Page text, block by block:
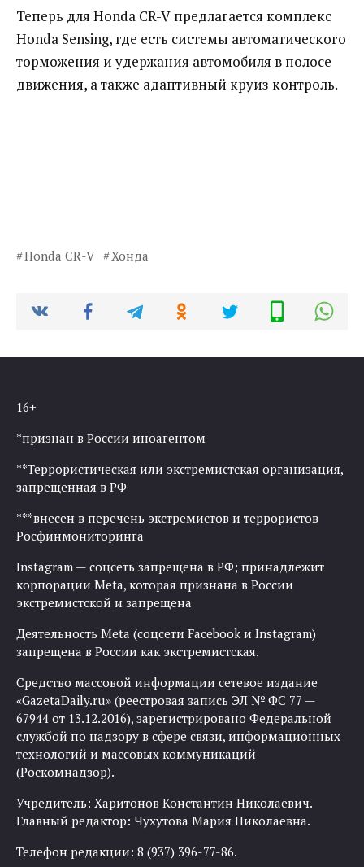
Теперь для Honda CR-V предлагается комплекс
Honda Sensing, где есть системы автоматического
торможения и удержания автомобиля в полосе
движения, а также адаптивный круиз контроль.
Honda CR-V Хонда
16+
*признан в России иноагентом
**Террористическая или экстремистская организация,
запрещенная в РФ
***внесен в перечень экстремистов и террористов
Росфинмониторинга
Instagram — соцсеть запрещена в РФ; принадлежит
корпорации Meta, которая признана в России
экстремистской и запрещена
Деятельность Meta (соцсети Facebook и Instagram)
запрещена в России как экстремистская.
Средство массовой информации сетевое издание
«GazetaDaily.ru» (реестровая запись ЭЛ № ФС 77 —
67944 от 13.12.2016), зарегистрировано Федеральной
службой по надзору в сфере связи, информационных
технологий и массовых коммуникаций
(Роскомнадзор).
Учредитель: Харитонов Константин Николаевич.
Главный редактор: Чухутова Мария Николаевна.
Телефон редакции: 8 (937) 396-77-86.